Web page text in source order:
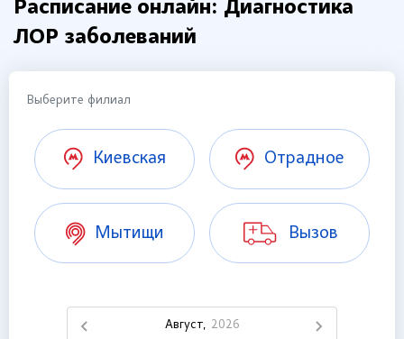
Расписание онлайн: Диагностика
ЛОР заболеваний
Выберите филиал
Киевская Отрадное
Мытищи Вызов
Август, 2026